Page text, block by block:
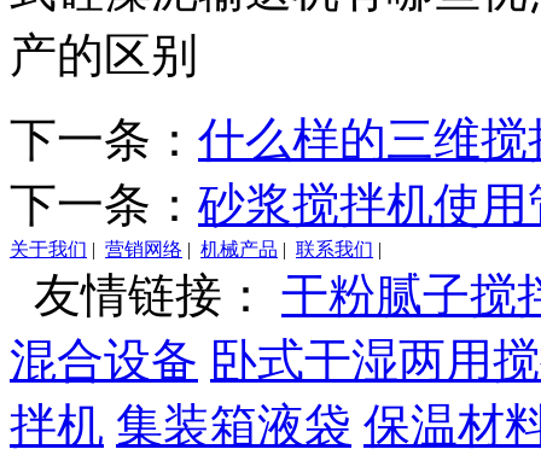
产的区别
下一条： 什么样的三维
下一条： 砂浆搅拌机使
关于我们 | 营销网络 | 机械产品 | 联系我们 |
友情链接： 干粉腻子搅
混合设备 卧式干湿两用
拌机 集装箱液袋 保温材